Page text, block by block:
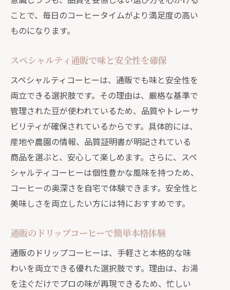
ことで、毎日のコーヒータイムがより満足度の高い
ものになります。
スペシャルティ通販で味と安全性を確保
スペシャルティコーヒーは、通販でも味と安全性を
両立できる選択肢です。その理由は、厳格な基準で
管理された豆が使われているため、品質やトレーサ
ビリティが確保されているからです。具体的には、
産地や農園の情報、品質証明書が明記されている
商品を選ぶと、安心して楽しめます。さらに、スペ
シャルティコーヒーは個性豊かな風味を持つため、
コーヒーの奥深さを自宅で体験できます。安全性と
美味しさを両立したい方には特におすすめです。
通販のドリップコーヒーで簡単本格体験
通販のドリップコーヒーは、手軽さと本格的な味
わいを両立できる優れた選択肢です。理由は、お湯
を注ぐだけでプロの味が再現できるため、忙しい